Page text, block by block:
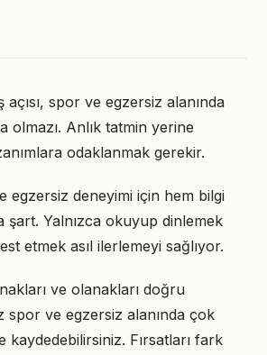
açısı, spor ve egzersiz alanında
olmazı. Anlık tatmin yerine
odaklanmak gerekir.
egzersiz deneyimi için hem bilgi
şart. Yalnızca okuyup dinlemek
etmek asıl ilerlemeyi sağlıyor.
ve olanakları doğru
spor ve egzersiz alanında çok
kaydedebilirsiniz. Fırsatları fark